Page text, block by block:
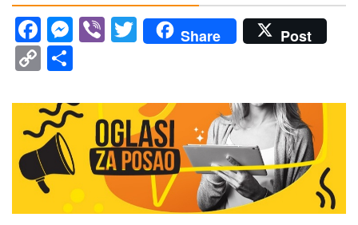
Facebook
Messenger
ViberTwitter
Share Post
Copy